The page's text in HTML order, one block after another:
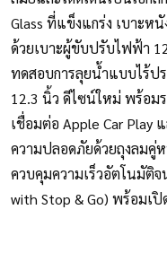
Glass ที่แข็งแกร่ง เบาะห
ด้วยเบาะผู้ขับปรับไฟฟ้า
ทดสอบการลุยน้ำแบบไร้ป
12.3 นิ้ว ดีไซน์ใหม่ พร้อม
เชื่อมต่อ Apple Car Play
ความปลอดภัยด้วยถุงลมคู่
ควบคุมความเร็วอัตโนมัติ
with Stop & Go) พร้อมเ